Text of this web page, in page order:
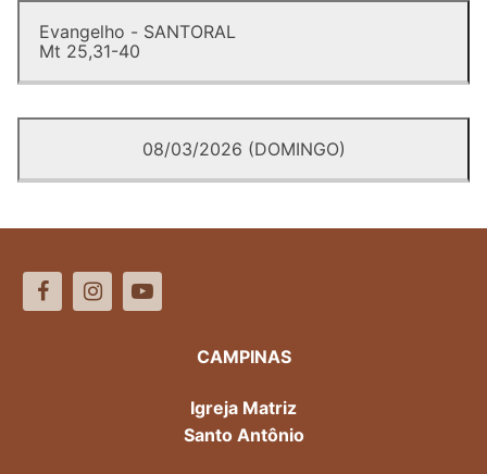
Evangelho - SANTORAL
Mt 25,31-40
08/03/2026 (DOMINGO)
CAMPINAS
Igreja Matriz
Santo Antônio